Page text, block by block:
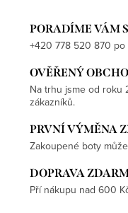
PORADÍME VÁM
+420 778 520 870 po
OVĚŘENÝ
Na trhu jsme od roku
zákazníků.
PRVNÍ VÝMĚNA
Zakoupené boty
DOPRAVA
Pří nákupu nad 600